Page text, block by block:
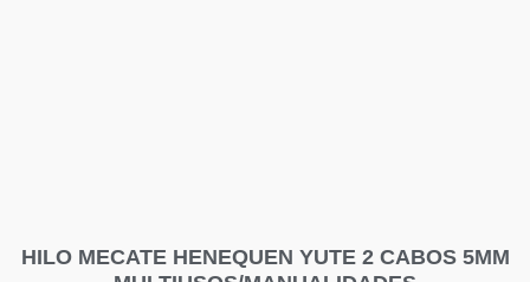
HILO MECATE HENEQUEN YUTE 2 CABOS 5MM